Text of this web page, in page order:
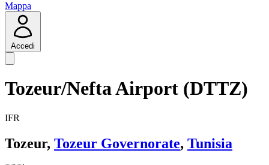
Mappa
Accedi
Tozeur/Nefta Airport (DTTZ)
IFR
Tozeur, Tozeur Governorate, Tunisia